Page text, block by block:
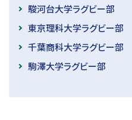
駿河台大学ラグビー部
東京理科大学ラグビー部
千葉商科大学ラグビー部
駒澤大学ラグビー部